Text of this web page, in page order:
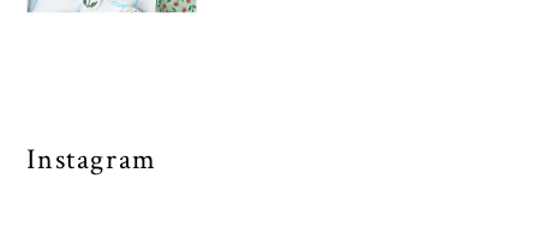
Instagram